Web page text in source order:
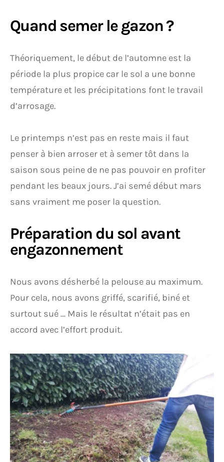
Quand semer le gazon ?
Théoriquement, le début de l’automne est la
période la plus propice car le sol a une bonne
température et les précipitations font le travail
d’arrosage.
Le printemps n’est pas en reste mais il faut
penser à bien arroser et à semer tôt dans la
saison sous peine de ne pas pouvoir en profiter
pendant les beaux jours. J’ai semé début mars
sans vraiment me poser la question.
Préparation du sol avant
engazonnement
Nous avons désherbé la pelouse au maximum.
Pour cela, nous avons griffé, scarifié, biné et
surtout sué … Mais le résultat n’était pas en
accord avec l’effort produit.